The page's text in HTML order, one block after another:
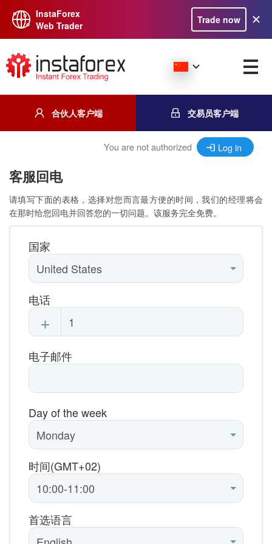
InstaForex
Web Trader
Trade now
合伙人客户端 交易员客户端
You are not authorized Log in
客服回电
请填写下面的表格，选择对您而言最方便的时间，我们的经理将会
在那时给您回电并回答您的一切问题。该服务完全免费。
国家
电话
+
电子邮件
Day of the week
时间(GMT+02)
首选语言